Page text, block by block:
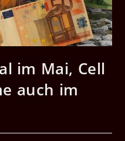
im Mai, Cell
auch im